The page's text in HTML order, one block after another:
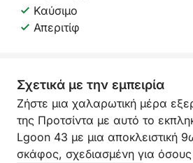
Καύσιμο
Απεριτίφ
Σχετικά με την εμπειρία
Ζήστε μια χαλαρωτική μέρα
της Προτσίντα με αυτό το
Lgoon 43 με μια αποκλειστική
σκάφος, σχεδιασμένη για